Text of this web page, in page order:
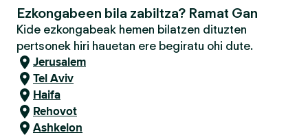
Ezkongabeen bila zabiltza? Ramat Gan
Kide ezkongabeak hemen bilatzen dituzten
pertsonek hiri hauetan ere begiratu ohi dute.
Jerusalem
Tel Aviv
Haifa
Rehovot
Ashkelon